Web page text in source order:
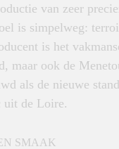
van zeer
is simpelweg:
is het
maar ook de
als de nieuwe
uit de Loire.
SMAAK